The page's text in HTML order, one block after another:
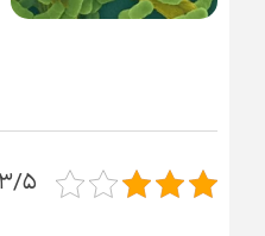
۳/۵ - (۱ امتیاز)